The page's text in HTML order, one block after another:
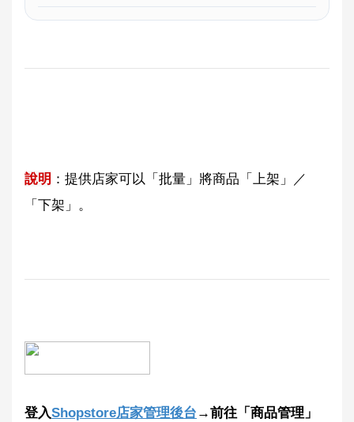
說明 ：提供店家可以「批量」將商品「上架」／
「下架」。
登入Shopstore店家管理後台 →前往「商品管理」